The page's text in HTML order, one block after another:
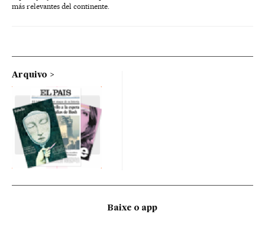
más relevantes del continente.
Arquivo
Baixe o app